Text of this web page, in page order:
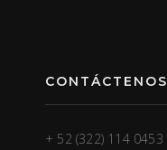
CONTÁCTENOS
+ 52 (322) 114 0453